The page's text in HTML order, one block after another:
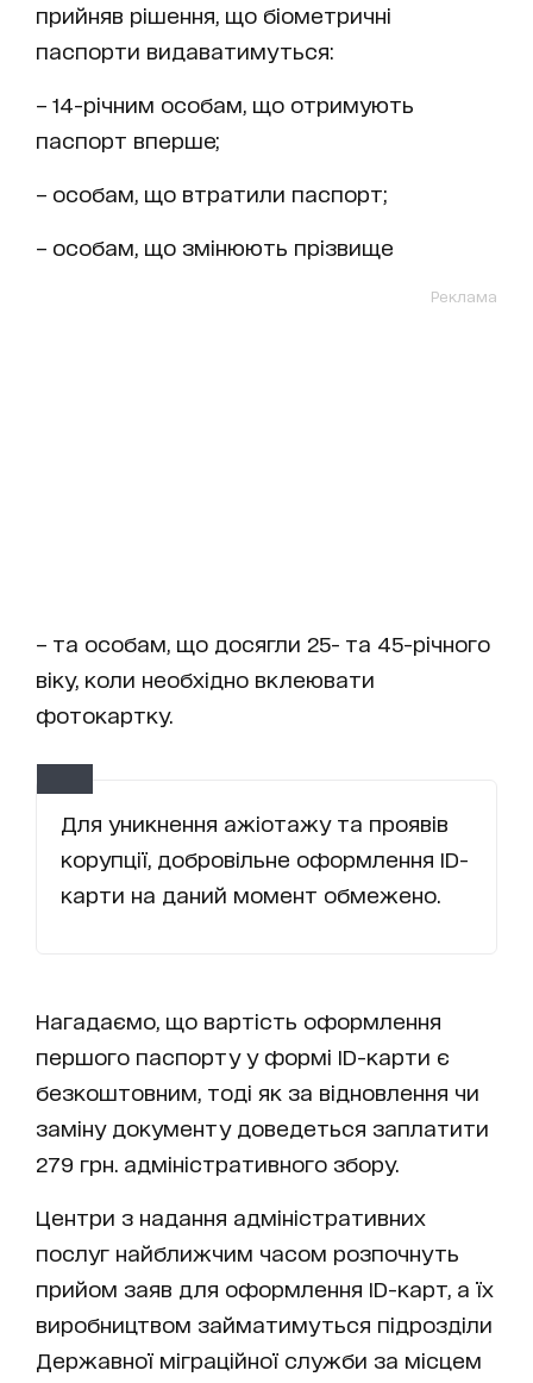
прийняв рішення, що біометричні
паспорти видаватимуться:
– 14-річним особам, що отримують
паспорт вперше;
– особам, що втратили паспорт;
– особам, що змінюють прізвище
Реклама
– та особам, що досягли 25- та 45-річного
віку, коли необхідно вклеювати
фотокартку.
Для уникнення ажіотажу та проявів
корупції, добровільне оформлення ID-
карти на даний момент обмежено.
Нагадаємо, що вартість оформлення
першого паспорту у формі ID-карти є
безкоштовним, тоді як за відновлення чи
заміну документу доведеться заплатити
279 грн. адміністративного збору.
Центри з надання адміністративних
послуг найближчим часом розпочнуть
прийом заяв для оформлення ID-карт, а їх
виробництвом займатимуться підрозділи
Державної міграційної служби за місцем